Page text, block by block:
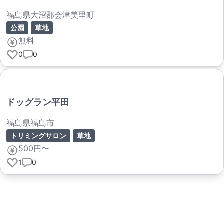
福島県大沼郡会津美里町
公園 草地
無料
0 0
ドッグラン平田
福島県福島市
トリミングサロン 草地
500円〜
1 0